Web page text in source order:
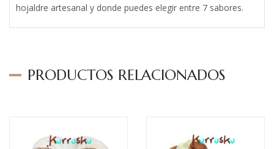
hojaldre artesanal y donde puedes elegir entre 7 sabores.
PRODUCTOS RELACIONADOS